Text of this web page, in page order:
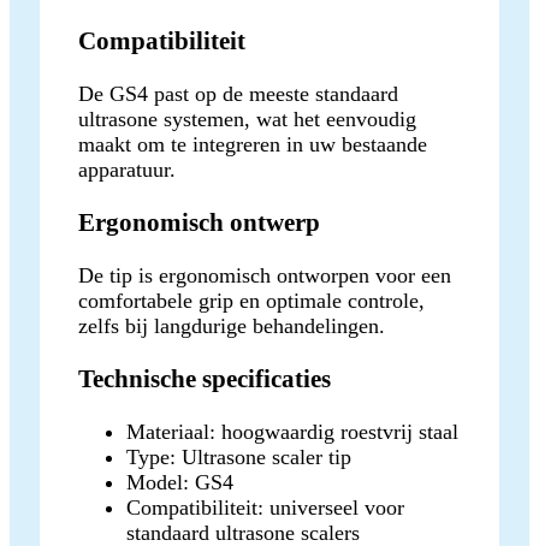
Compatibiliteit
De GS4 past op de meeste standaard
ultrasone systemen, wat het eenvoudig
maakt om te integreren in uw bestaande
apparatuur.
Ergonomisch ontwerp
De tip is ergonomisch ontworpen voor een
comfortabele grip en optimale controle,
zelfs bij langdurige behandelingen.
Technische specificaties
Materiaal: hoogwaardig roestvrij staal
Type: Ultrasone scaler tip
Model: GS4
Compatibiliteit: universeel voor
standaard ultrasone scalers